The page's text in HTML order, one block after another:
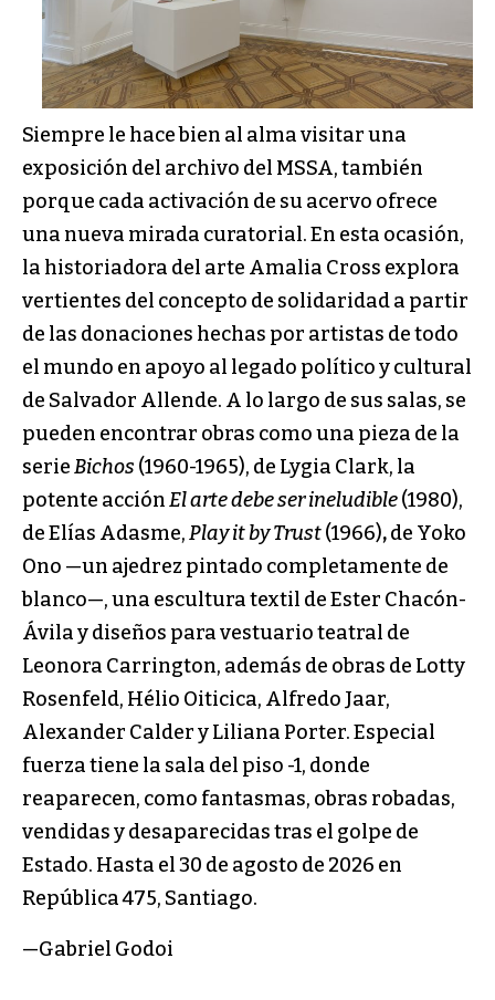
Siempre le hace bien al alma visitar una
exposición del archivo del MSSA, también
porque cada activación de su acervo ofrece
una nueva mirada curatorial. En esta ocasión,
la historiadora del arte Amalia Cross explora
vertientes del concepto de solidaridad a partir
de las donaciones hechas por artistas de todo
el mundo en apoyo al legado político y cultural
de Salvador Allende. A lo largo de sus salas, se
pueden encontrar obras como una pieza de la
serieBichos (1960-1965), de Lygia Clark, la
potente acciónEl arte debe ser ineludible(1980),
de Elías Adasme,Play it by Trust(1966),de Yoko
Ono —un ajedrez pintado completamente de
blanco—, una escultura textil de Ester Chacón-
Ávila y diseños para vestuario teatral de
Leonora Carrington, además de obras de Lotty
Rosenfeld, Hélio Oiticica, Alfredo Jaar,
Alexander Calder y Liliana Porter. Especial
fuerza tiene la sala del piso -1, donde
reaparecen, como fantasmas, obras robadas,
vendidas y desaparecidas tras el golpe de
Estado. Hasta el 30 de agosto de 2026 en
República 475, Santiago.
—Gabriel Godoi